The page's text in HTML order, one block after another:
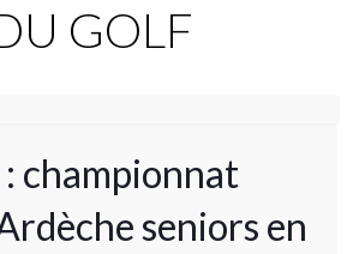
GOLF
championnat
seniors en